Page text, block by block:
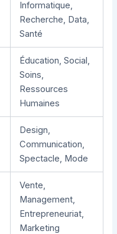
Informatique,
Recherche, Data,
Santé
Éducation, Social,
Soins,
Ressources
Humaines
Design,
Communication,
Spectacle, Mode
Vente,
Management,
Entrepreneuriat,
Marketing